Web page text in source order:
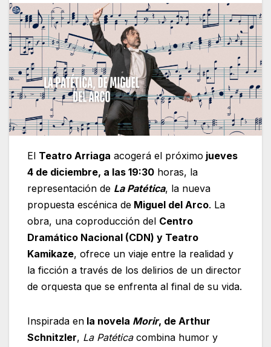
El Teatro Arriaga acogerá el próximo jueves
4 de diciembre, a las 19:30 horas, la
representación de La Patética, la nueva
propuesta escénica de Miguel del Arco. La
obra, una coproducción del Centro
Dramático Nacional (CDN) y Teatro
Kamikaze, ofrece un viaje entre la realidad y
la ficción a través de los delirios de un director
de orquesta que se enfrenta al final de su vida.
Inspirada en la novela Morir, de Arthur
Schnitzler, La Patéticacombina humor y